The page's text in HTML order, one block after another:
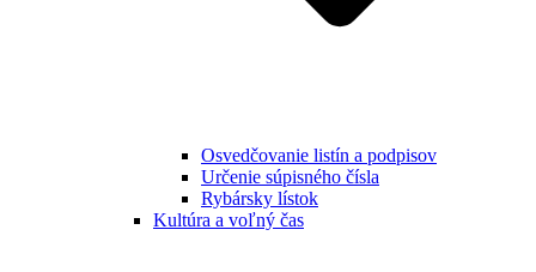
Osvedčovanie listín a podpisov
Určenie súpisného čísla
Rybársky lístok
Kultúra a voľný čas